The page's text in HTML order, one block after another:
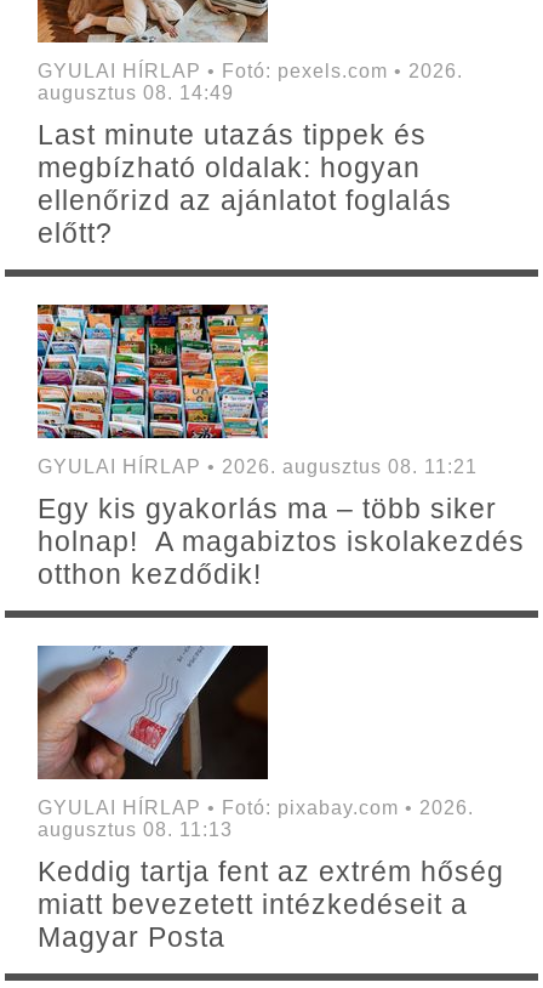
GYULAI HÍRLAP • Fotó: pexels.com • 2026.
augusztus 08. 14:49
Last minute utazás tippek és
megbízható oldalak: hogyan
ellenőrizd az ajánlatot foglalás
előtt?
GYULAI HÍRLAP • 2026. augusztus 08. 11:21
Egy kis gyakorlás ma – több siker
holnap! A magabiztos iskolakezdés
otthon kezdődik!
GYULAI HÍRLAP • Fotó: pixabay.com • 2026.
augusztus 08. 11:13
Keddig tartja fent az extrém hőség
miatt bevezetett intézkedéseit a
Magyar Posta